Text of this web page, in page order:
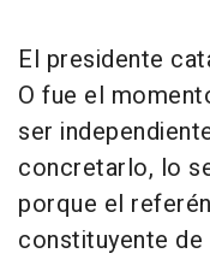
El presidente
O fue el
ser
concretarlo, lo
porque el
constituyente de